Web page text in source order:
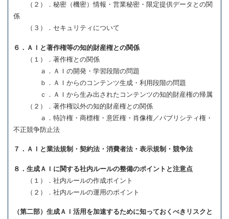
（２）．秘密（機密）情報・営業秘密・限定提供データとの関
係
（３）．セキュリティについて
６．ＡＩと著作権等の知的財産権との関係
（１）．著作権との関係
ａ．ＡＩの開発・学習段階の問題
ｂ．ＡＩからのコンテンツ生成・利用段階の問題
ｃ．ＡＩから生み出されたコンテンツの知的財産権の帰属
（２）．著作権以外の知的財産権との関係
ａ．特許権・商標権・意匠権・肖像権／パブリシティ権・
不正競争防止法
７．ＡＩと業法規制・契約法・消費者法・表示規制・競争法
８．生成ＡＩに関する社内ルールの整備のポイントと注意点
（１）．社内ルールの作成ポイント
（２）．社内ルールの運用のポイント
（第二部）生成ＡＩ活用を加速するために知っておくべきリスクと